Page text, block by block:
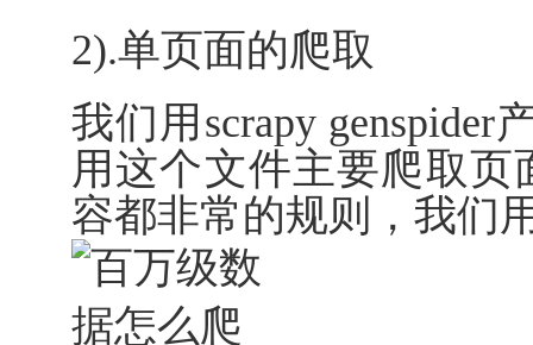
2).单页面的爬取
我们用scrapy genspider
用这个文件主要爬取
容都非常的规则，我们